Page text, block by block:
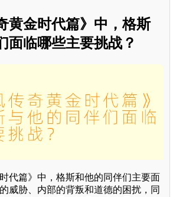
黄金时代篇》中，格斯
面临哪些主要挑战？
代篇》中，格斯和他的同伴们主要面
威胁、内部的背叛和道德的困扰，同